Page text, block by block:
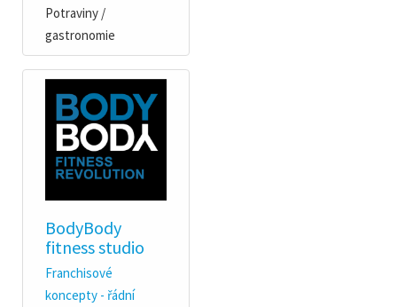
Potraviny /
gastronomie
BodyBody
fitness studio
Franchisové
koncepty - řádní